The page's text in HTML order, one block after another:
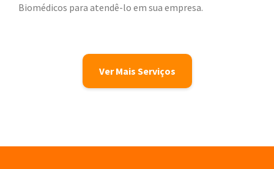
Biomédicos para atendê-lo em sua empresa.
Ver Mais Serviços